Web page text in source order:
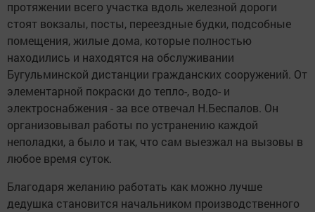
протяжении всего участка вдоль железной дороги
стоят вокзалы, посты, переездные будки, подсобные
помещения, жилые дома, которые полностью
находились и находятся на обслуживании
Бугульминской дистанции гражданских сооружений. От
элементарной покраски до тепло-, водо- и
электроснабжения - за все отвечал Н.Беспалов. Он
организовывал работы по устранению каждой
неполадки, а было и так, что сам выезжал на вызовы в
любое время суток.
Благодаря желанию работать как можно лучше
дедушка становится начальником производственного